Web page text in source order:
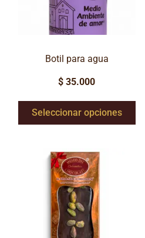
Botil para agua
$ 35.000
Seleccionar opciones